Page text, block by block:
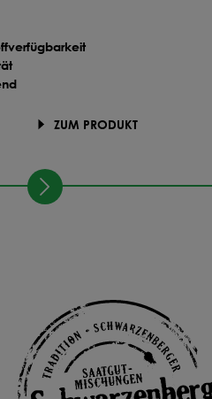
ZUM PRODUKT